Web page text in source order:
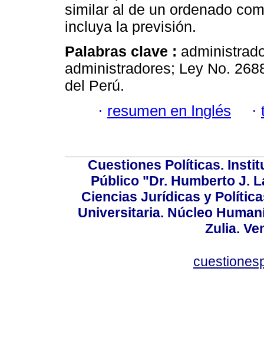
similar al de un ordenado
incluya la previsión.
Palabras clave :
administradores; Ley No.
del Perú.
· resumen en Inglés ·
Cuestiones Políticas.
Público "Dr. Humberto J.
Ciencias Jurídicas y
Universitaria. Núcleo
Zulia.